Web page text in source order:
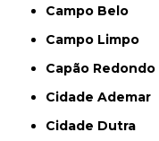
Campo Belo
Campo Limpo
Capão Redondo
Cidade Ademar
Cidade Dutra